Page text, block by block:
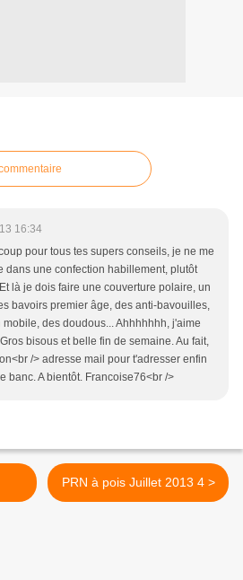
16:34
pour tous tes supers conseils, je ne me
dans une confection habillement, plutôt
là je dois faire une couverture polaire, un
bavoirs premier âge, des anti-bavouilles,
des doudous... Ahhhhhhh, j'aime
bisous et belle fin de semaine. Au fait,
/> adresse mail pour t'adresser enfin
banc. A bientôt. Francoise76<br />
PRN à pois Juillet 2013 4 >